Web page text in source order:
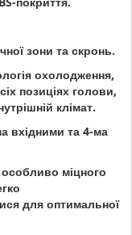
зони та скронь.
охолодження,
позиціях голови,
клімат.
вхідними та 4-ма
міцного
для оптимальної